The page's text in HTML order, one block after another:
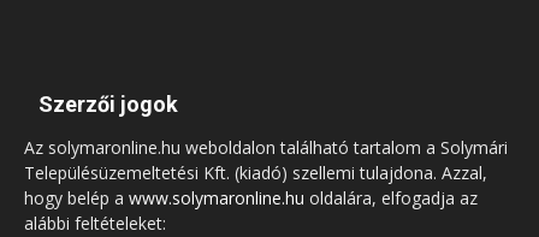
Szerzői jogok
Az solymaronline.hu weboldalon található tartalom a Solymári
Településüzemeltetési Kft. (kiadó) szellemi tulajdona. Azzal,
hogy belép a www.solymaronline.hu oldalára, elfogadja az
alábbi feltételeket: